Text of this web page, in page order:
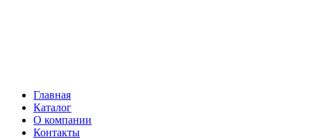
Главная
Каталог
О компании
Контакты